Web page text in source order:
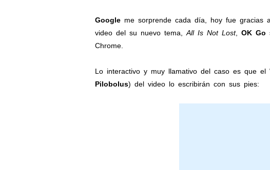
Googleme sorprende cada día, hoy fue gracias
video del su nuevo tema, All Is Not Lost, OK Go
Chrome.
Lo interactivo y muy llamativo del caso es que el
Pilobolus) del video lo escribirán con sus pies: